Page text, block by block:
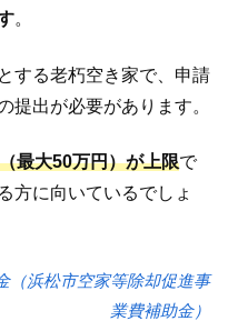
。
する老朽空き家で、申請
提出が必要があります。
最大50万円）が上限で
方に向いているでしょ
（浜松市空家等除却促進事
業費補助金）